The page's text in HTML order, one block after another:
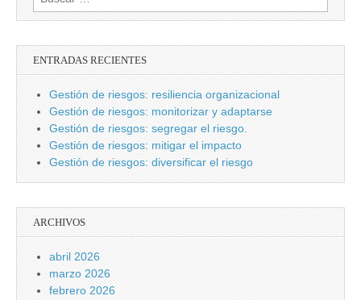
ENTRADAS RECIENTES
Gestión de riesgos: resiliencia organizacional
Gestión de riesgos: monitorizar y adaptarse
Gestión de riesgos: segregar el riesgo.
Gestión de riesgos: mitigar el impacto
Gestión de riesgos: diversificar el riesgo
ARCHIVOS
abril 2026
marzo 2026
febrero 2026